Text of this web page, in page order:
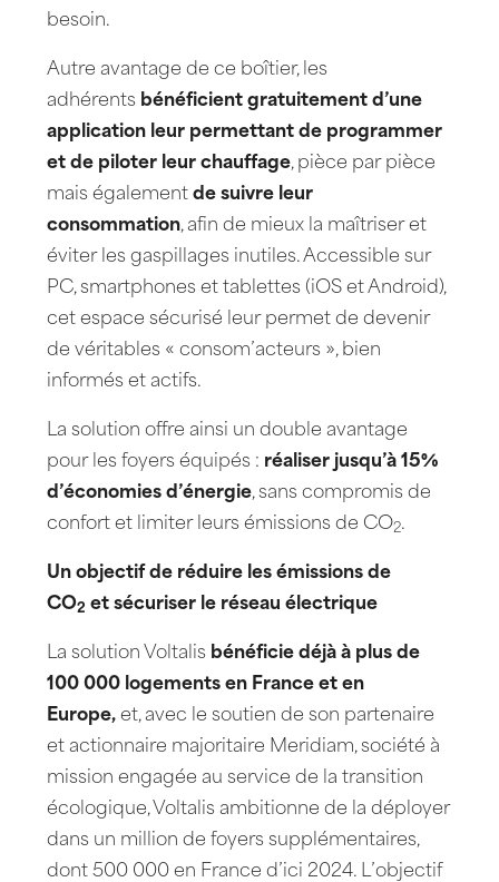
besoin.
Autre avantage de ce boîtier, les
adhérents bénéficient gratuitement d’une
application leur permettant de programmer
et de piloter leur chauffage, pièce par pièce
mais également de suivre leur
consommation, afin de mieux la maîtriser et
éviter les gaspillages inutiles. Accessible sur
PC, smartphones et tablettes (iOS et Android),
cet espace sécurisé leur permet de devenir
de véritables « consom’acteurs », bien
informés et actifs.
La solution offre ainsi un double avantage
pour les foyers équipés : réaliser jusqu’à 15%
d’économies d’énergie, sans compromis de
confort et limiter leurs émissions de CO2.
Un objectif de réduire les émissions de
CO2 et sécuriser le réseau électrique
La solution Voltalis bénéficie déjà à plus de
100 000 logements en France et en
Europe, et, avec le soutien de son partenaire
et actionnaire majoritaire Meridiam, société à
mission engagée au service de la transition
écologique, Voltalis ambitionne de la déployer
dans un million de foyers supplémentaires,
dont 500 000 en France d’ici 2024. L’objectif